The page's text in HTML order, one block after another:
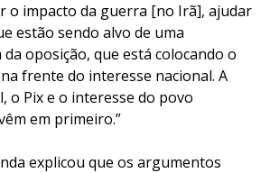
o impacto da guerra [no Irã], ajudar
estão sendo alvo de uma
oposição, que está colocando o
frente do interesse nacional. A
o Pix e o interesse do povo
em primeiro.”
explicou que os argumentos